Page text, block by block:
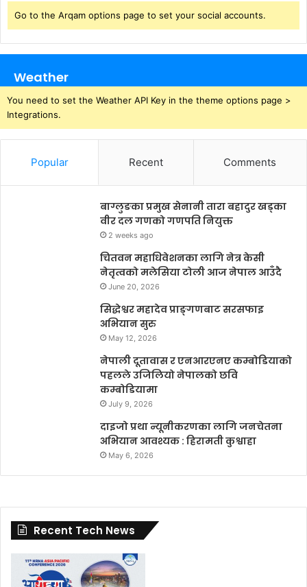
Go to the Arqam options page to set your social accounts.
Weather
You need to set the Weather API Key in the theme options page >
Integrations.
Popular Recent Comments
बाग्लुङका प्रमुख सेनानी तारा बहादुर खड्का
वीर दल गणको गणपति नियुक्त
2 weeks ago
चितवन महाधिवेशनका लागि नेत्र केसी
नेतृत्वको मलेसिया टोली आज नेपाल आउँदै
June 20, 2026
सिद्धेश्वर महादेव प्राङ्गणबाट सरसफाइ
अभियान सुरु
May 12, 2026
नेपाली दूतावास र एनआरएनए कम्बोडियाको
पहलले उजिलियो नेपालको छवि
कम्बोडियामा
July 9, 2026
दाइजो प्रथा न्यूनीकरणका लागि जनचेतना
अभियान आवश्यक : हिरामती कुश्वाहा
May 6, 2026
Recent Tech News